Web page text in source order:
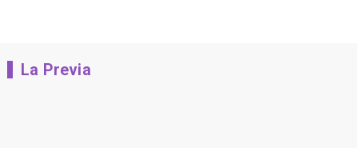
La Previa